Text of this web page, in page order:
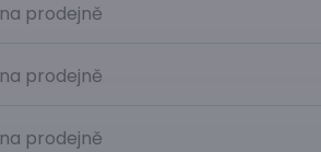
na prodejně
na prodejně
na prodejně